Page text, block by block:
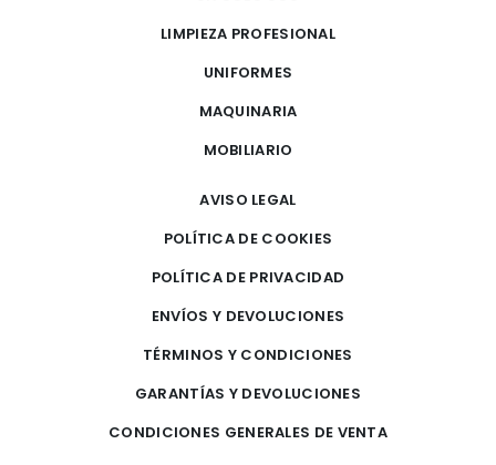
LIMPIEZA PROFESIONAL
UNIFORMES
MAQUINARIA
MOBILIARIO
AVISO LEGAL
POLÍTICA DE COOKIES
POLÍTICA DE PRIVACIDAD
ENVÍOS Y DEVOLUCIONES
TÉRMINOS Y CONDICIONES
GARANTÍAS Y DEVOLUCIONES
CONDICIONES GENERALES DE VENTA